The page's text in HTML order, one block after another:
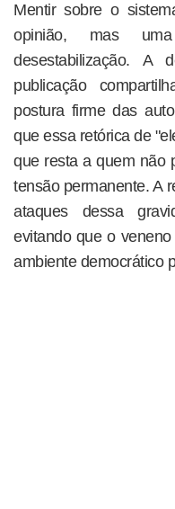
Mentir sobre o
opinião, mas
desestabilização. A
publicação
postura firme das
que essa retórica de
que resta a quem não
tensão permanente. A
ataques dessa
evitando que o
ambiente democrático